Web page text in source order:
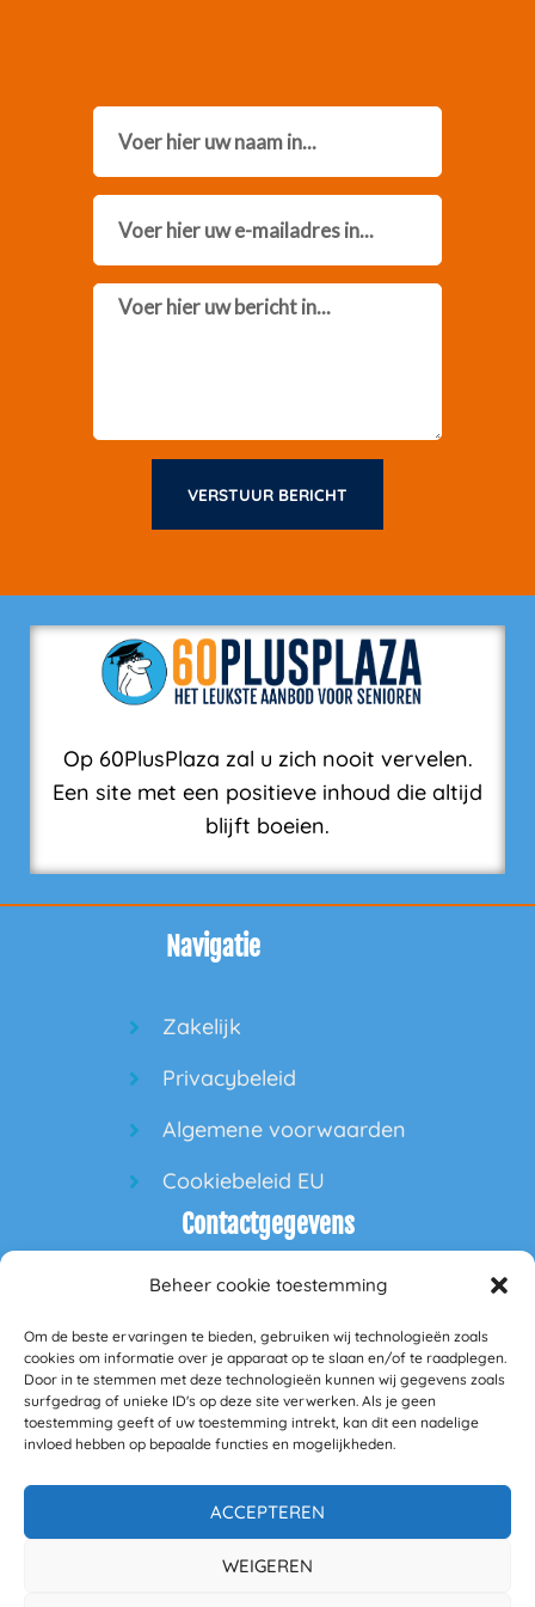
Beheer cookie toestemming
Om de beste ervaringen te bieden, gebruiken wij technologieën zoals
cookies om informatie over je apparaat op te slaan en/of te raadplegen.
Door in te stemmen met deze technologieën kunnen wij gegevens zoals
surfgedrag of unieke ID's op deze site verwerken. Als je geen
toestemming geeft of uw toestemming intrekt, kan dit een nadelige
invloed hebben op bepaalde functies en mogelijkheden.
ACCEPTEREN
WEIGEREN
Message
VERSTUUR BERICHT
Op 60PlusPlaza zal u zich nooit vervelen.
Een site met een positieve inhoud die altijd
blijft boeien.
Navigatie
Zakelijk
Privacybeleid
Algemene voorwaarden
Cookiebeleid EU
Contactgegevens
Hofdeal 160
5664GS Geldrop
info@60plusplaza.nl
BANK: NL23RABO0349285098
BTW nummer NL861169931B01